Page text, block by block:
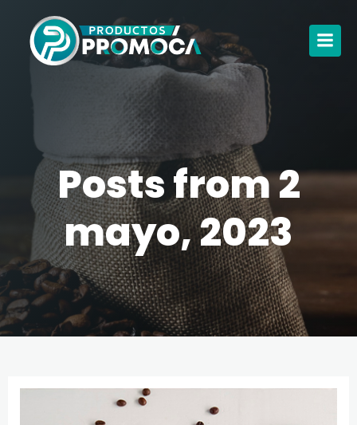
Posts from 2
mayo, 2023